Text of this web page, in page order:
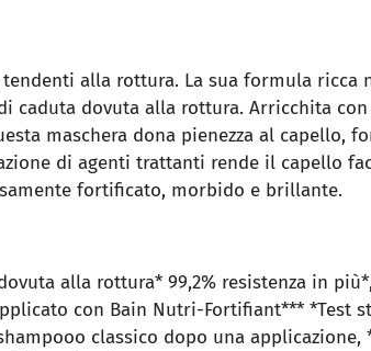
alla rottura. La sua formula ricca
caduta dovuta alla rottura. Arricchita
maschera dona pienezza al capello,
di agenti trattanti rende il capello
fortificato, morbido e brillante.
alla rottura* 99,2% resistenza in
con Bain Nutri-Fortifiant*** *Test
classico dopo una applicazione,